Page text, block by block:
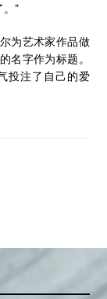
”
为艺术家作品做
名字作为标题。
投注了自己的爱